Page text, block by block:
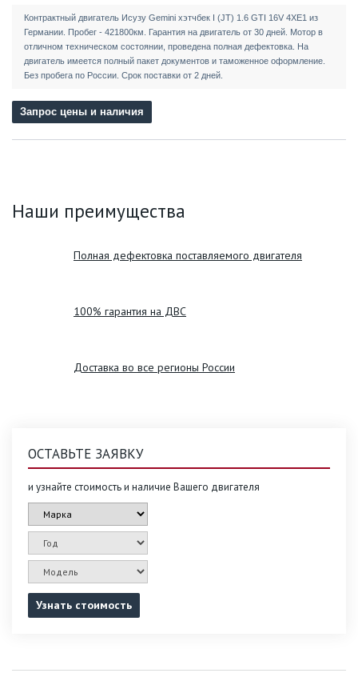
Контрактный двигатель Исузу Gemini хэтчбек I (JT) 1.6 GTI 16V 4XE1 из
Германии. Пробег - 421800км. Гарантия на двигатель от 30 дней. Мотор в
отличном техническом состоянии, проведена полная дефектовка. На
двигатель имеется полный пакет документов и таможенное оформление.
Без пробега по России. Срок поставки от 2 дней.
Запрос цены и наличия
Наши преимущества
Полная дефектовка поставляемого двигателя
100% гарантия на ДВС
Доставка во все регионы России
ОСТАВЬТЕ ЗАЯВКУ
и узнайте стоимость и наличие Вашего двигателя
Узнать стоимость